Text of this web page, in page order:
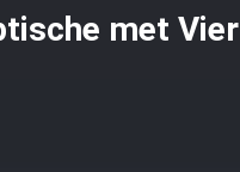
met Vier